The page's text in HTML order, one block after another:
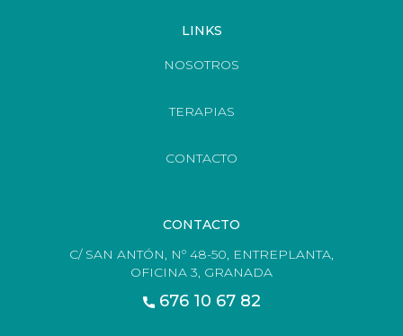
LINKS
NOSOTROS
TERAPIAS
CONTACTO
CONTACTO
C/ SAN ANTÓN, Nº 48-50, ENTREPLANTA,
OFICINA 3, GRANADA
676 10 67 82